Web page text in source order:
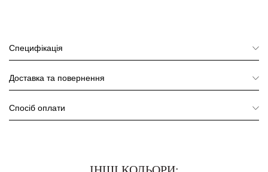
Специфікація
Доставка та повернення
Спосіб оплати